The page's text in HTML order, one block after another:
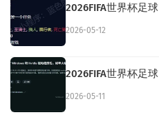
2026FIFA世界杯足
2026-05-12
2026FIFA世界杯足
2026-05-11